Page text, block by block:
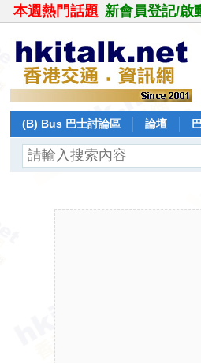
本週熱門話題 新會員登記/啟
(B) Bus 巴士討論區 論壇